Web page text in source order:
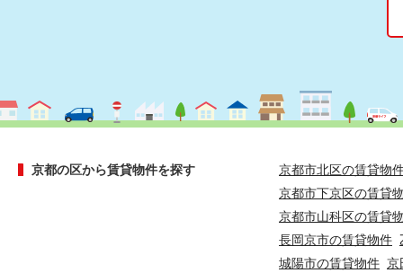
京都の区から賃貸物件を探す
京都市北区の賃貸物
京都市下京区の賃貸
京都市山科区の賃貸
長岡京市の賃貸物件
城陽市の賃貸物件 京